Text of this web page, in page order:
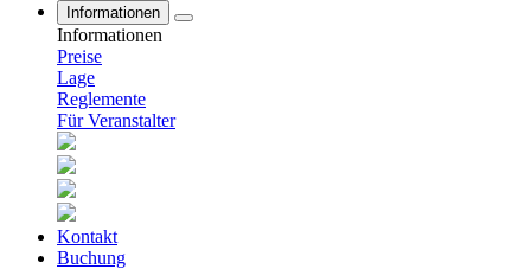
Informationen
Informationen
Preise
Lage
Reglemente
Für Veranstalter
Kontakt
Buchung